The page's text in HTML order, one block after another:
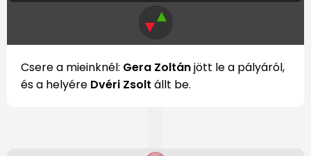
▼▲
Csere a mieinknél: Gera Zoltánjött le a pályáról,
és a helyére Dvéri Zsolt állt be.